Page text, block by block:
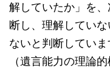
解していたか」を
断し、理解してい
ないと判断してい
（遺言能力の理論